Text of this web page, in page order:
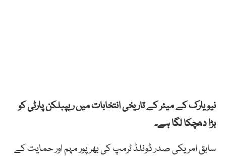
نیویارک کے میئر کے تاریخی انتخابات میں ریپبلکن پارٹی کو
بڑا دھچکا لگا ہے۔
سابق امریکی صدر ڈونلڈ ٹرمپ کی بھرپور مہم اور حمایت کے